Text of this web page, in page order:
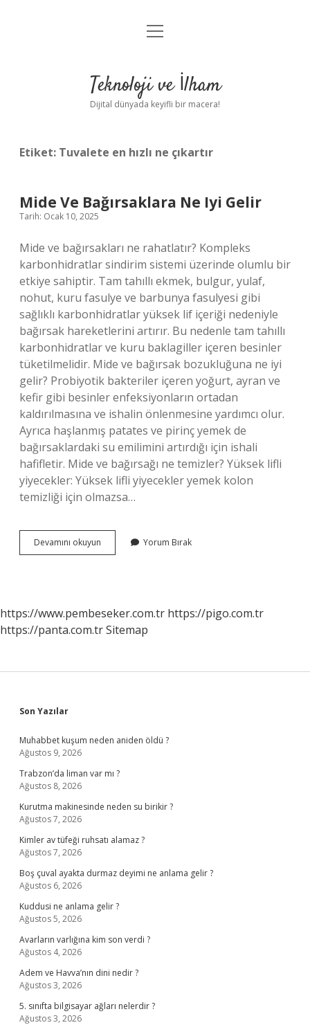
Anasayfa
Yasal Uyarı
menüyü
Teknoloji ve İlham
Dijital dünyada keyifli bir macera!
Etiket: Tuvalete en hızlı ne çıkartır
Mide Ve Bağırsaklara Ne Iyi Gelir
Tarih: Ocak 10, 2025
Mide ve bağırsakları ne rahatlatır? Kompleks
karbonhidratlar sindirim sistemi üzerinde olumlu bir
etkiye sahiptir. Tam tahıllı ekmek, bulgur, yulaf,
nohut, kuru fasulye ve barbunya fasulyesi gibi
sağlıklı karbonhidratlar yüksek lif içeriği nedeniyle
bağırsak hareketlerini artırır. Bu nedenle tam tahıllı
karbonhidratlar ve kuru baklagiller içeren besinler
tüketilmelidir. Mide ve bağırsak bozukluğuna ne iyi
gelir? Probiyotik bakteriler içeren yoğurt, ayran ve
kefir gibi besinler enfeksiyonların ortadan
kaldırılmasına ve ishalin önlenmesine yardımcı olur.
Ayrıca haşlanmış patates ve pirinç yemek de
bağırsaklardaki su emilimini artırdığı için ishali
hafifletir. Mide ve bağırsağı ne temizler? Yüksek lifli
yiyecekler: Yüksek lifli yiyecekler yemek kolon
temizliği için olmazsa…
Devamını okuyun
Ve
Yorum Bırak
https://www.pembeseker.com.tr https://pigo.com.tr
https://panta.com.trSitemap
Sidebar
Son Yazılar
Muhabbet kuşum neden aniden öldü ?
Ağustos 9, 2026
Trabzon’da liman var mı ?
Ağustos 8, 2026
Kurutma makinesinde neden su birikir ?
Ağustos 7, 2026
Kimler av tüfeği ruhsatı alamaz ?
Ağustos 7, 2026
Boş çuval ayakta durmaz deyimi ne anlama gelir ?
Ağustos 6, 2026
Kuddusi ne anlama gelir ?
Ağustos 5, 2026
Avarların varlığına kim son verdi ?
Ağustos 4, 2026
Adem ve Havva’nın dini nedir ?
Ağustos 3, 2026
5. sınıfta bilgisayar ağları nelerdir ?
Ağustos 3, 2026